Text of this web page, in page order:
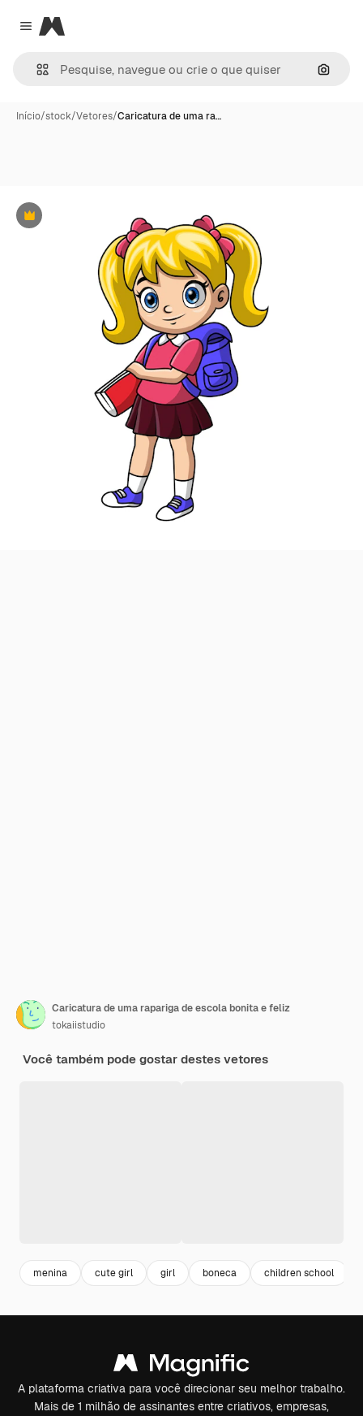
Close menu
Magnific
Início/stock/Vetores/Caricatura de uma ra…
Premium
Caricatura de uma rapariga de escola bonita e feliz
tokaiistudio
Você também pode gostar destes vetores
menina cute girl girl boneca children school
A plataforma criativa para você direcionar seu melhor trabalho.
Mais de 1 milhão de assinantes entre criativos, empresas,